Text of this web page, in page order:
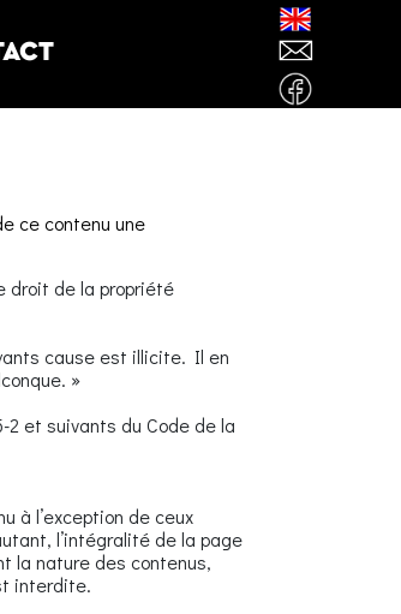
ce contenu une
droit de la propriété
cause est illicite. Il en
»
et suivants du Code de la
à l’exception de ceux
l’intégralité de la page
la nature des contenus,
interdite.